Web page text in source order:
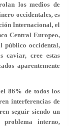
los medios de
occidentales, es
Internacional, el
Central Europeo,
público occidental,
caviar, cree estas
aparentemente
86% de todos los
interferencias de
seguir siendo un
problema interno,